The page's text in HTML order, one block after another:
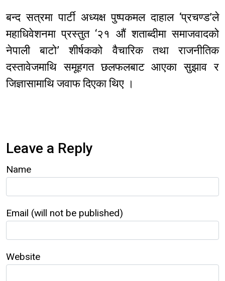
बन्द सत्रमा पार्टी अध्यक्ष पुष्पकमल दाहाल ‘प्रचण्ड’ले
महाधिवेशनमा प्रस्तुत ‘२१ औं शताब्दीमा समाजवादको
नेपाली बाटो’ शीर्षकको वैचारिक तथा राजनीतिक
दस्तावेजमाथि समूहगत छलफलबाट आएका सुझाव र
जिज्ञासामाथि जवाफ दिएका थिए ।
Leave a Reply
Name
Email (will not be published)
Website